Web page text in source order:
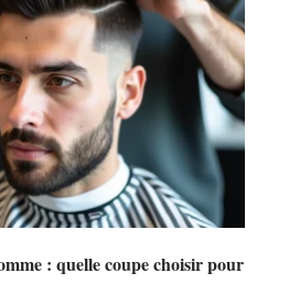
: quelle coupe choisir pour